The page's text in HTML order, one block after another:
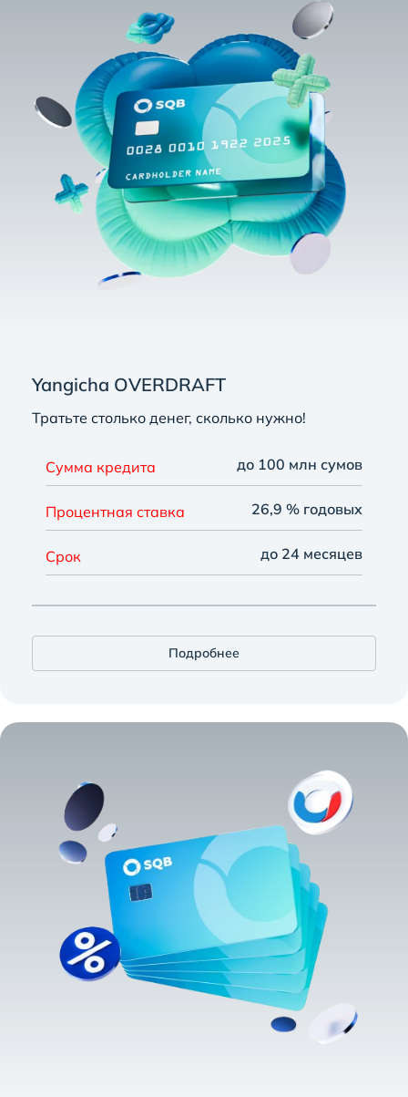
Yangicha OVERDRAFT
Тратьте столько денег, сколько нужно!
Сумма кредита до 100 млн сумов
Процентная ставка 26,9 % годовых
Срок до 24 месяцев
Подробнее